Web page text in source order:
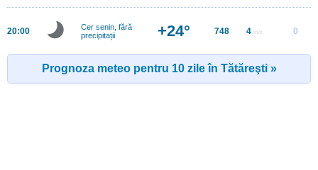
20:00
Cer senin, fără
precipitații
+24° 748 4 m/s 0
Prognoza meteo pentru 10 zile în Tătăreşti »